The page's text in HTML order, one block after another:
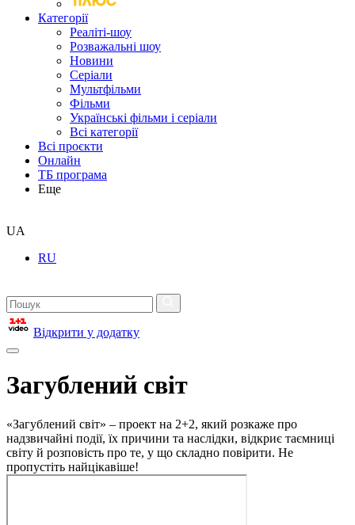
Категорії
Реаліті-шоу
Розважальні шоу
Новини
Серіали
Мультфільми
Фільми
Українські фільми і серіали
Всі категорії
Всі проєкти
Онлайн
ТБ програма
Еще
UA
RU
Відкрити у додатку
Загублений світ
«Загублений світ» – проект на 2+2, який розкаже про
надзвичайні події, їх причини та наслідки, відкриє таємниці
світу й розповість про те, у що складно повірити. Не
пропустіть найцікавіше!